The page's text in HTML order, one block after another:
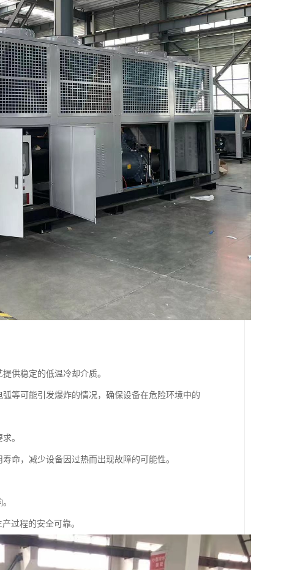
供稳定的低温冷却介质。
等可能引发爆炸的情况，确保设备在危险环境中的
。
命，减少设备因过热而出现故障的可能性。
过程的安全可靠。